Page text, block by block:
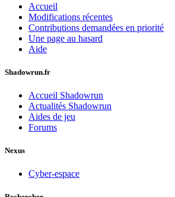
Accueil
Modifications récentes
Contributions demandées en priorité
Une page au hasard
Aide
Shadowrun.fr
Accueil Shadowrun
Actualités Shadowrun
Aides de jeu
Forums
Nexus
Cyber-espace